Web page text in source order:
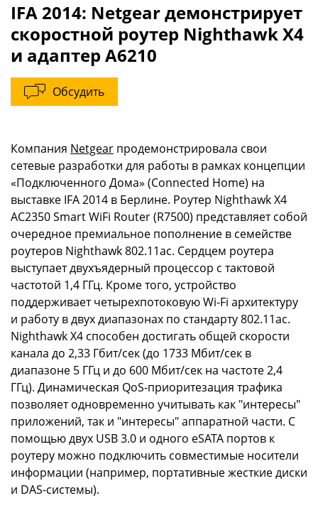
IFA 2014: Netgear демонстрирует
скоростной роутер Nighthawk X4
и адаптер A6210
Обсудить
Компания Netgear продемонстрировала свои
сетевые разработки для работы в рамках концепции
«Подключенного Дома» (Connected Home) на
выставке IFA 2014 в Берлине. Роутер Nighthawk X4
AC2350 Smart WiFi Router (R7500) представляет собой
очередное премиальное пополнение в семействе
роутеров Nighthawk 802.11ac. Сердцем роутера
выступает двухъядерный процессор с тактовой
частотой 1,4 ГГц. Кроме того, устройство
поддерживает четырехпотоковую Wi-Fi архитектуру
и работу в двух диапазонах по стандарту 802.11ac.
Nighthawk X4 способен достигать общей скорости
канала до 2,33 Гбит/сек (до 1733 Мбит/сек в
диапазоне 5 ГГц и до 600 Мбит/сек на частоте 2,4
ГГц). Динамическая QoS-приоритезация трафика
позволяет одновременно учитывать как "интересы"
приложений, так и "интересы" аппаратной части. С
помощью двух USB 3.0 и одного eSATA портов к
роутеру можно подключить совместимые носители
информации (например, портативные жесткие диски
и DAS-системы).